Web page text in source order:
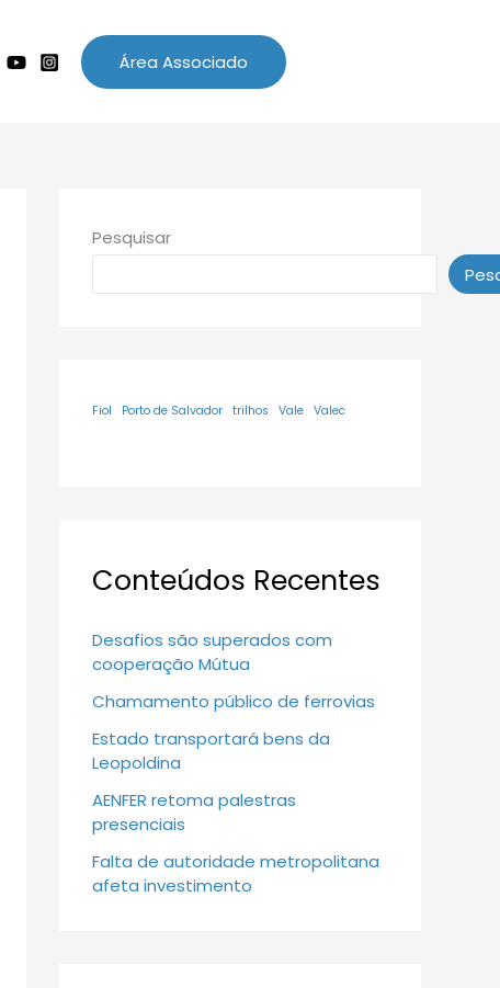
Área Associado
Pesquisar
Fiol Porto de Salvador trilhos Vale Valec
Conteúdos Recentes
Desafios são superados com
cooperação Mútua
Chamamento público de ferrovias
Estado transportará bens da
Leopoldina
AENFER retoma palestras
presenciais
Falta de autoridade metropolitana
afeta investimento